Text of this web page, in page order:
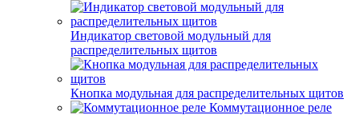
Индикатор световой модульный для
распределительных щитов
Кнопка модульная для распределительных щитов
Коммутационное реле